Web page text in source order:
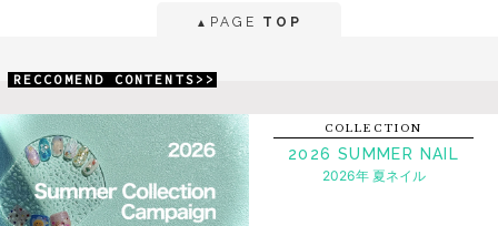
▲ PAGE TOP
RECCOMEND CONTENTS>>
COLLECTION
2026 SUMMER NAIL
2026年 夏ネイル